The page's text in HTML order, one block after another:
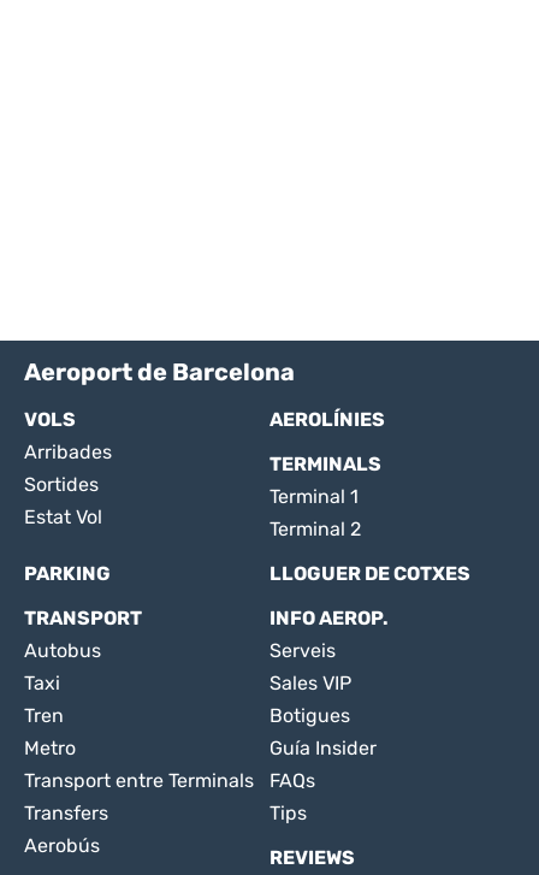
Aeroport de Barcelona
VOLS
Arribades
Sortides
Estat Vol
AEROLÍNIES
TERMINALS
Terminal 1
Terminal 2
PARKING
LLOGUER DE COTXES
TRANSPORT
Autobus
Taxi
Tren
Metro
Transport entre Terminals
Transfers
Aerobús
INFO AEROP.
Serveis
Sales VIP
Botigues
Guía Insider
FAQs
Tips
REVIEWS